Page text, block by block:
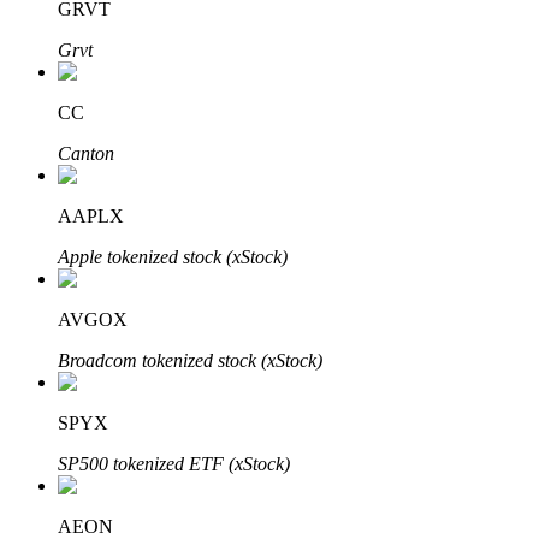
Khóa BTR
Đầu tư độc quyền cho người nắm giữ BTR
Khoản vay
GRVT
Grvt
CC
Canton
AAPLX
Apple tokenized stock (xStock)
AVGOX
Broadcom tokenized stock (xStock)
SPYX
SP500 tokenized ETF (xStock)
AEON